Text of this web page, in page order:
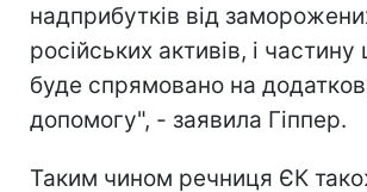
надприбутків від
російських активів, і частину
буде спрямовано на
допомогу", - заявила Гіппер.
Таким чином речниця ЄК